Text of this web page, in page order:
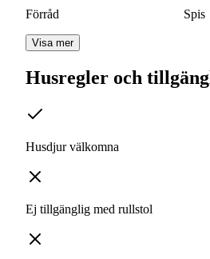
Förråd Spis
Visa mer
Husregler och
Husdjur välkomna
Ej tillgänglig med rullstol